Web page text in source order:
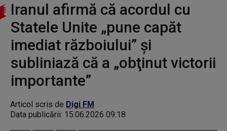
Iranul afirmă că acordul cu
Statele Unite „pune capăt
imediat războiului” şi
subliniază că a „obţinut victorii
importante”
Articol scris de Digi FM
Data publicării: 15.06.2026 09:18